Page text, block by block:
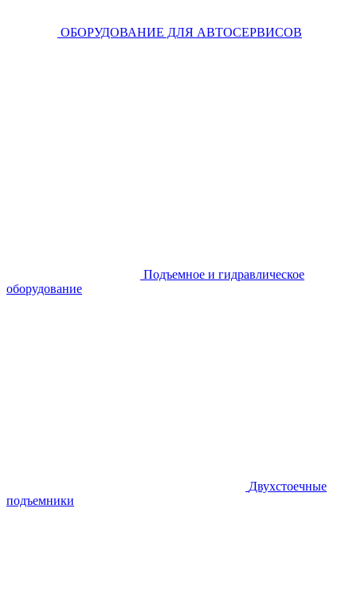
ОБОРУДОВАНИЕ ДЛЯ АВТОСЕРВИСОВ
Подъемное и гидравлическое
оборудование
Двухстоечные
подъемники